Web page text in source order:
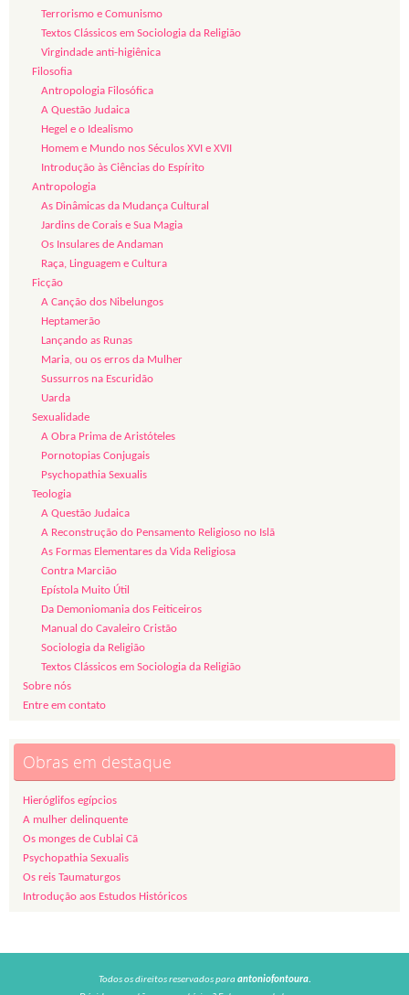
Terrorismo e Comunismo
Textos Clássicos em Sociologia da Religião
Virgindade anti-higiênica
Filosofia
Antropologia Filosófica
A Questão Judaica
Hegel e o Idealismo
Homem e Mundo nos Séculos XVI e XVII
Introdução às Ciências do Espírito
Antropologia
As Dinâmicas da Mudança Cultural
Jardins de Corais e Sua Magia
Os Insulares de Andaman
Raça, Linguagem e Cultura
Ficção
A Canção dos Nibelungos
Heptamerão
Lançando as Runas
Maria, ou os erros da Mulher
Sussurros na Escuridão
Uarda
Sexualidade
A Obra Prima de Aristóteles
Pornotopias Conjugais
Psychopathia Sexualis
Teologia
A Questão Judaica
A Reconstrução do Pensamento Religioso no Islã
As Formas Elementares da Vida Religiosa
Contra Marcião
Epístola Muito Útil
Da Demoniomania dos Feiticeiros
Manual do Cavaleiro Cristão
Sociologia da Religião
Textos Clássicos em Sociologia da Religião
Sobre nós
Entre em contato
Obras em destaque
Hieróglifos egípcios
A mulher delinquente
Os monges de Cublai Cã
Psychopathia Sexualis
Os reis Taumaturgos
Introdução aos Estudos Históricos
Todos os direitos reservados para antoniofontoura.